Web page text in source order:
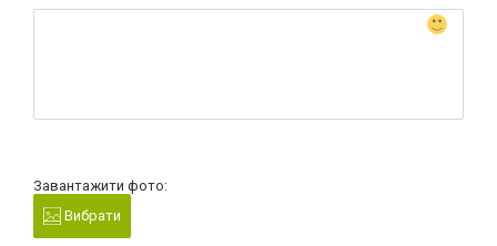
Завантажити фото:
Вибрати